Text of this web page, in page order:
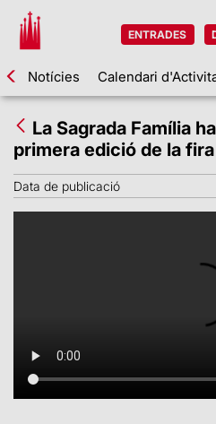
ENTRADES
Notícies Calendari
La Sagrada Família
primera edició de la fira
Data de publicació